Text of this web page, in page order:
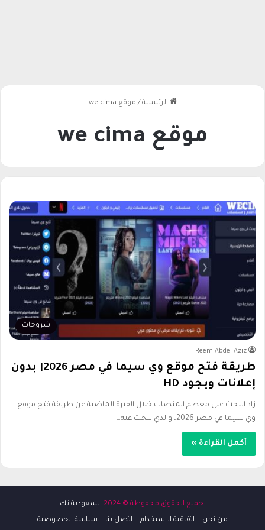
الرئيسية / موقع we cima
موقع we cima
شروحات
Reem Abdel Aziz
طريقة فتح موقع وي سيما في مصر 2026| بدون
إعلانات وبجود HD
زاد البحث على معظم المنصات خلال الفترة الماضية عن طريقة فتح موقع
وي سيما في مصر 2026، والذي يبحث عنه…
أكمل القراءة »
:جميع الحقوق محفوظة © 2024 السعودية تك
من نحن اتفاقية الاستخدام اتصل بنا سياسة الخصوصية